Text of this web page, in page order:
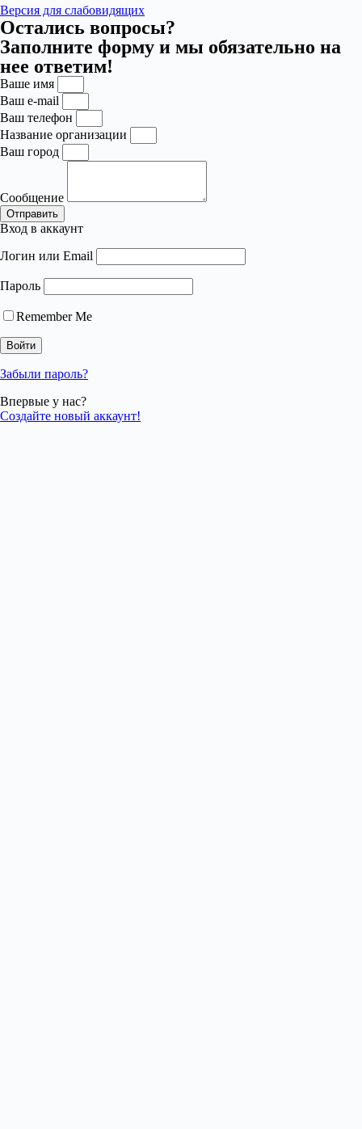
Версия для слабовидящих
Остались вопросы?
Заполните форму и мы обязательно на
нее ответим!
Ваше имя
Ваш e-mail
Ваш телефон
Название организации
Ваш город
Сообщение
Отправить
Вход в аккаунт
Логин или Email
Пароль
Remember Me
Забыли пароль?
Впервые у нас?
Создайте новый аккаунт!